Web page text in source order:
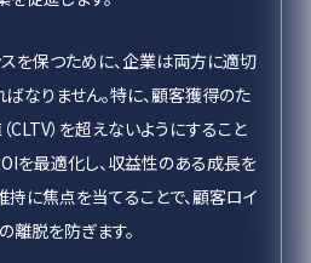
を保つために、企業は両方に適切
なりません。特に、顧客獲得のた
）を超えないようにすること
を最適化し、収益性のある成長を
持に焦点を当てることで、顧客ロイ
離脱を防ぎます。